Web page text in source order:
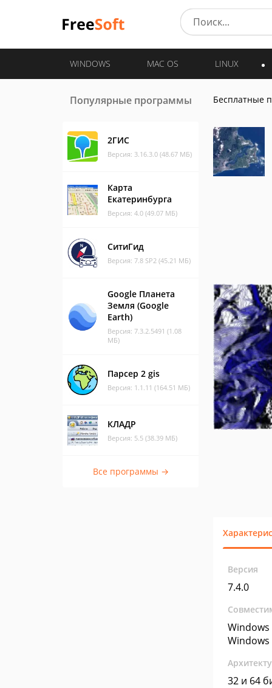
WINDOWS MAC OS LINUX
Популярные программы
2ГИС
Версия: 3.16.3.0 (48.67 МБ)
Карта
Екатеринбурга
Версия: 4.0 (49.07 МБ)
СитиГид
Версия: 7.8 SP2 (45.21 МБ)
Google Планета
Земля (Google
Earth)
Версия: 7.3.2.5491 (1.08
МБ)
Парсер 2 gis
Версия: 1.1.11 (164.51 МБ)
КЛАДР
Версия: 5.5 (38.39 МБ)
Все программы →
Бесплатные
Версия
7.4.0
Windows
Windows
32 и 64